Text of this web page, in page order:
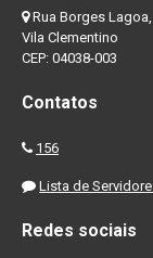
Rua Borges
Vila Clementino
CEP: 04038-003
Contatos
156
Lista de
Redes sociais